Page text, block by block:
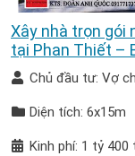
Xây nhà trọn gói
tại Phan Thiết –
Chủ đầu tư: Vợ
Diện tích: 6x15m
Kinh phí: 1 tỷ 400